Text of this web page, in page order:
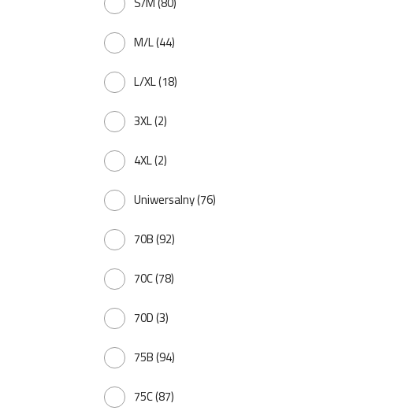
M/L(44)
L/XL(18)
3XL(2)
4XL(2)
Uniwersalny(76)
70B(92)
70C(78)
70D(3)
75B(94)
75C(87)